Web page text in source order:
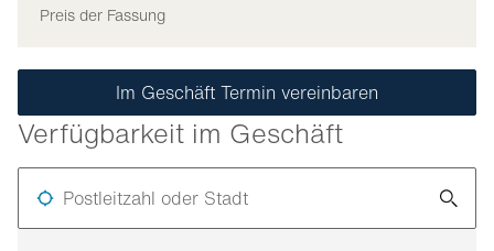
Preis der Fassung
Im Geschäft Termin vereinbaren
Verfügbarkeit im Geschäft
Postleitzahl oder Stadt